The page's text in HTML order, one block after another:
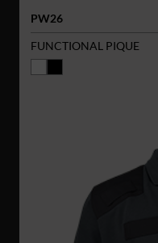
PW26
FUNCTIONAL PIQUE